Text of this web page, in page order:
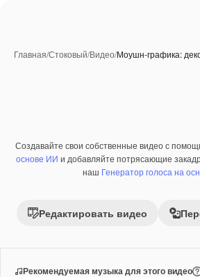
Главная/Стоковый/Видео/Моушн-графика:
Создавайте свои собственные видео с
основе ИИ и добавляйте потрясающие
наш Генератор голоса на
Редактировать видео
Рекомендуемая музыка для этого видео